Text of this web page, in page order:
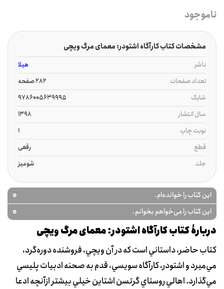
ناموجود
مشخصات کتاب کارآگاه اشتودر: معمای مرگ ویچی
ناشر
هیلا
تعداد صفحات
282 صفحه
شابک
9786005639995
سال انتشار
1398
نوبت چاپ
1
قطع
رقعی
جلد
شومیز
این کتاب را خوانده‌ام. 0
این کتاب را می‌خواهم بخوانم. 0
دربارۀ کتاب کارآگاه اشتودر: معمای مرگ ویچی
کتاب حاضر، داستاني است که در آن ويچي، فروشنده دوره‌گرد،
مي‌ميرد و اشتودر، کارآگاه سويسي، قدم به صحنه ادبيات پليسي
مي‌گذارد. اهالي روستاي گرتسن اشتاين خيلي بيشتر ازآنچه ادعا